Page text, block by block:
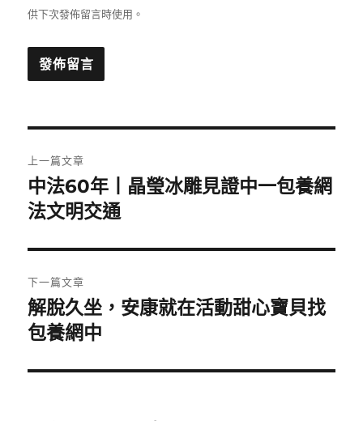
供下次發佈留言時使用。
章
導
覽
上一篇文章
上
一
文
章:
中法60年丨晶瑩冰雕見證中一包養網
法文明交通
下一篇文章
下
一
文
解脫久坐，安康就在活動甜心寶貝找
包養網中